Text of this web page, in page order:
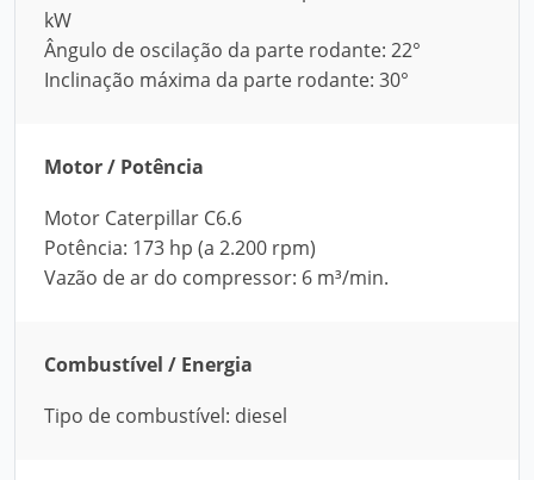
kW
Ângulo de oscilação da parte rodante: 22°
Inclinação máxima da parte rodante: 30°
Motor / Potência
Motor Caterpillar C6.6
Potência: 173 hp (a 2.200 rpm)
Vazão de ar do compressor: 6 m³/min.
Combustível / Energia
Tipo de combustível: diesel